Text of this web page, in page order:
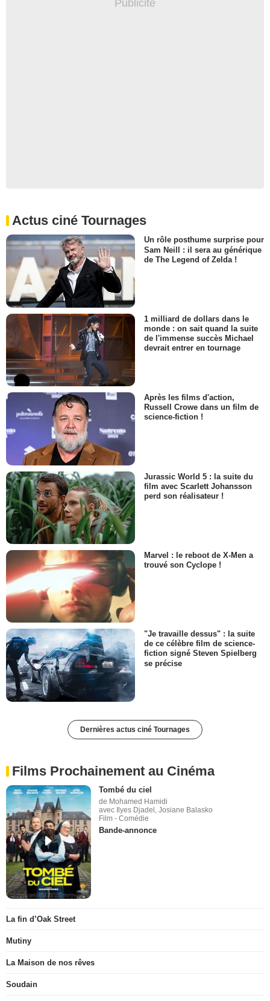
Actus ciné Tournages
Un rôle posthume surprise pour
Sam Neill : il sera au générique
de The Legend of Zelda !
1 milliard de dollars dans le
monde : on sait quand la suite
de l'immense succès Michael
devrait entrer en tournage
Après les films d'action,
Russell Crowe dans un film de
science-fiction !
Jurassic World 5 : la suite du
film avec Scarlett Johansson
perd son réalisateur !
Marvel : le reboot de X-Men a
trouvé son Cyclope !
"Je travaille dessus" : la suite
de ce célèbre film de science-
fiction signé Steven Spielberg
se précise
Dernières actus ciné Tournages
Films Prochainement au Cinéma
Tombé du ciel
de Mohamed Hamidi
avec Ilyes Djadel, Josiane Balasko
Film - Comédie
Bande-annonce
La fin d’Oak Street
Mutiny
La Maison de nos rêves
Soudain